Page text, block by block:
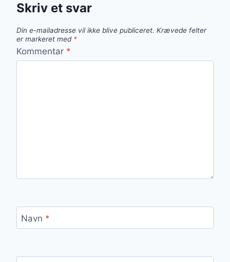
Skriv et svar
Din e-mailadresse vil ikke blive publiceret. Krævede felter
er markeret med *
Kommentar *
Navn *